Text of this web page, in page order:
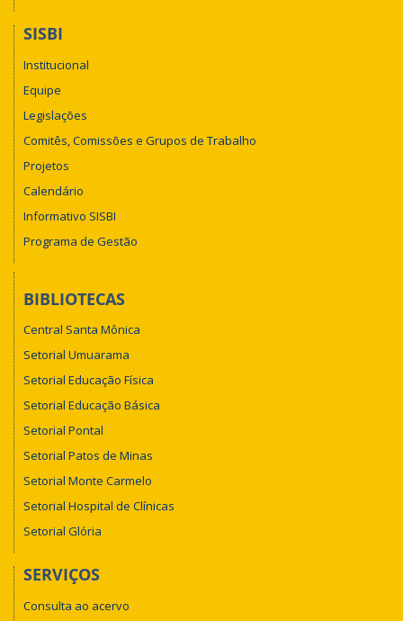
SISBI
Institucional
Equipe
Legislações
Comitês, Comissões e Grupos de Trabalho
Projetos
Calendário
Informativo SISBI
Programa de Gestão
BIBLIOTECAS
Central Santa Mônica
Setorial Umuarama
Setorial Educação Física
Setorial Educação Básica
Setorial Pontal
Setorial Patos de Minas
Setorial Monte Carmelo
Setorial Hospital de Clínicas
Setorial Glória
SERVIÇOS
Consulta ao acervo